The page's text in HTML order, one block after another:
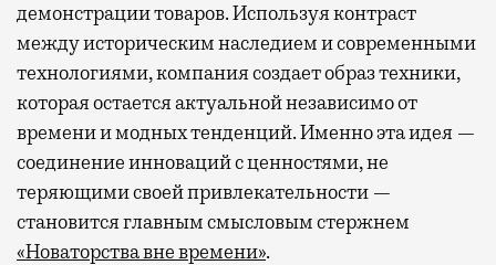
демонстрации товаров. Используя контраст
между историческим наследием и современными
технологиями, компания создает образ техники,
которая остается актуальной независимо от
времени и модных тенденций. Именно эта идея —
соединение инноваций с ценностями, не
теряющими своей привлекательности —
становится главным смысловым стержнем
«Новаторства вне времени».